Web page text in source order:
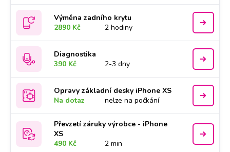
Výměna zadního krytu
2890 Kč
2 hodiny
Diagnostika
390 Kč
2-3 dny
Opravy základní desky iPhone XS
Na dotaz
nelze na počkání
Převzetí záruky výrobce - iPhone
XS
490 Kč
2 min